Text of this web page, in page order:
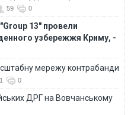
59 0
13" провели
узбережжя Криму, -
мережу контрабанди
0
ДРГ на Вовчанському